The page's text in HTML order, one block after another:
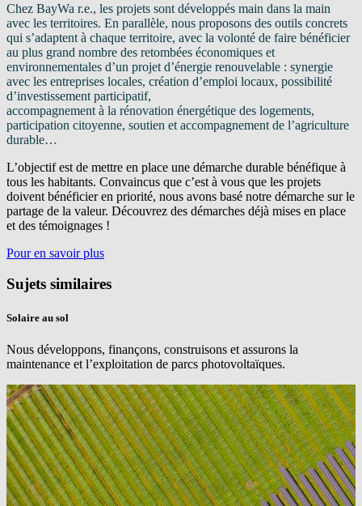
Chez BayWa r.e., les projets sont développés main dans la main
avec les territoires. En parallèle, nous proposons des outils concrets
qui s’adaptent à chaque territoire, avec la volonté de faire bénéficier
au plus grand nombre des retombées économiques et
environnementales d’un projet d’énergie renouvelable : synergie
avec les entreprises locales, création d’emploi locaux, possibilité
d’investissement participatif,
accompagnement à la rénovation énergétique des logements,
participation citoyenne, soutien et accompagnement de l’agriculture
durable…
L’objectif est de mettre en place une démarche durable bénéfique à
tous les habitants. Convaincus que c’est à vous que les projets
doivent bénéficier en priorité, nous avons basé notre démarche sur le
partage de la valeur. Découvrez des démarches déjà mises en place
et des témoignages !
Pour en savoir plus
Sujets similaires
Solaire au sol
Nous développons, finançons, construisons et assurons la
maintenance et l’exploitation de parcs photovoltaïques.